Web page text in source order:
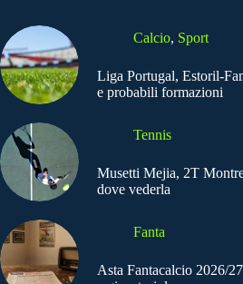
Calcio, Sport
Liga Portugal, Estoril-
e probabili formazioni
Tennis
Musetti Mejia, 2T
dove vederla
Fanta
Asta Fantacalcio 2026/